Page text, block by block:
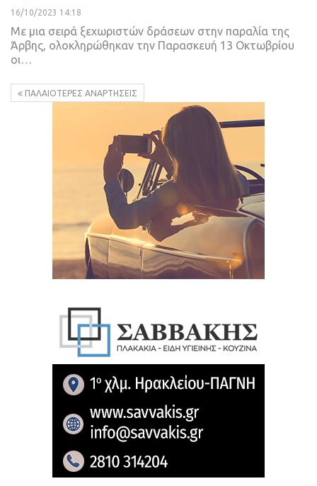
16/10/2023 14:18
Με μια σειρά ξεχωριστών δράσεων στην παραλία της
Άρβης, ολοκληρώθηκαν την Παρασκευή 13 Οκτωβρίου
οι…
ΠΑΛΑΙΌΤΕΡΕΣ ΑΝΑΡΤΉΣΕΙΣ